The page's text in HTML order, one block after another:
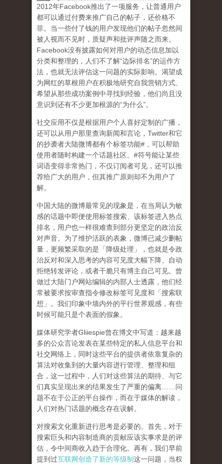
2012年Facebook推出了一项服务，让普通用户
都可以通过付费来推广自己的帖子，还价格不
菲。当一些付了钱的用户发现他们的帖子忽然间
被人视而不见时，质疑声和批评声随之而来。
Facebook没有披露如何对用户的动态信息加以
分类和整理的，人们不了解“边际排名”的运作方
法，也就无法评估这一问题的实际影响。渴望成
为网红的草根用户在积极地研究自我营销方式、
希望从那些成功案例中寻找到经验，他们尚且没
意识到 还有不少更加根源的“为什么”。
社交应用不仅是根据用户个人喜好定制的广播，
还可以从用户那里查询新闻和言论， Twitter和它
的抄袭者大陆微博都有个标签功能# ，可以帮助
使用者随时构建一个话题社区。 #符号能让某些
词语变得非常热门，不仅订阅者可见，还可以推
荐给广大的用户，但其推广原则却不为用户了
解。
中国大陆的微博最常见的现象是，在当局认为敏
感的话题中即便使用标签搜索、该标签进入热点
排名，用户也一样很难查到部分更坚定的政治反
对声音。为了维护活跃的表象，微博已减少删帖
量，更频繁采取的是「降级处理」，也就是令政
治反对和深入思考的内容可见度大幅下降、自动
拒绝转发评论，或者干脆只有博主自己可见。曾
做过大陆门户网站编辑的内部人士透露，他们经
常被要求按审查指令修改标签可见度和「搜索联
想」。 我们印象中墙内外的平行世界观感，有些
时候可能只是个表面的假象。
媒体研究学者Gliiespie曾在博文中写道：越来越
多的公众言论发表在某些特定的私人信息平台和
社交网络上，同时这些平台的提供者依靠复杂的
算法对收集到的大量内容进行管理、整理和组
合，这一过程中，人们对这些算法的期待、与它
们真实呈现出来的结果发生了严重的偏离
问
题不在于公正的平台操作，而在于媒体的解读，
人们对热门话题的概念存在误解。
对搜索文化重新进行思考是必要的。首先，对于
搜索巨头和内容制造商的贡献应该实事求是的评
估，令中间商收入趋于合理化。再有，我们早前
提到过互联网创造了新的等级制这一问题，当权